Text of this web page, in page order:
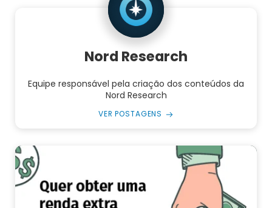
Nord Research
Equipe responsável pela criação dos conteúdos da
Nord Research
VER POSTAGENS